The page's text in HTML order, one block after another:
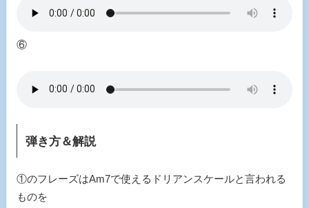
⑥
弾き方＆解説
①のフレーズはAm7で使えるドリアンスケールと言われる
ものを